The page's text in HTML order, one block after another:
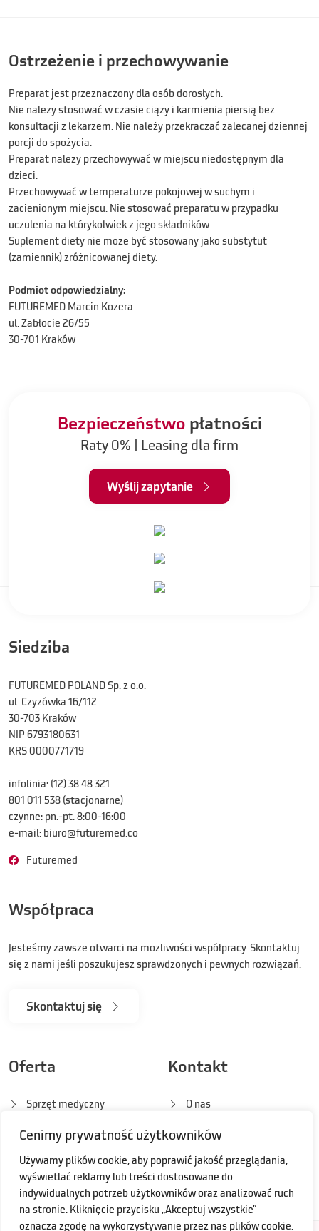
Cenimy prywatność użytkowników
Używamy plików cookie, aby poprawić jakość przeglądania,
wyświetlać reklamy lub treści dostosowane do
indywidualnych potrzeb użytkowników oraz analizować ruch
na stronie. Kliknięcie przycisku „Akceptuj wszystkie”
oznacza zgodę na wykorzystywanie przez nas plików cookie.
Ostrzeżenie i przechowywanie
Preparat jest przeznaczony dla osób dorosłych.
Nie należy stosować w czasie ciąży i karmienia piersią bez
konsultacji z lekarzem. Nie należy przekraczać zalecanej dziennej
porcji do spożycia.
Preparat należy przechowywać w miejscu niedostępnym dla
dzieci.
Przechowywać w temperaturze pokojowej w suchym i
zacienionym miejscu. Nie stosować preparatu w przypadku
uczulenia na którykolwiek z jego składników.
Suplement diety nie może być stosowany jako substytut
(zamiennik) zróżnicowanej diety.
Podmiot odpowiedzialny:
FUTUREMED Marcin Kozera
ul. Zabłocie 26/55
30-701 Kraków
Bezpieczeństwopłatności
Raty 0% | Leasing dla firm
Wyślij zapytanie
Siedziba
FUTUREMED POLAND Sp. z o.o.
ul. Czyżówka 16/112
30-703 Kraków
NIP 6793180631
KRS 0000771719
infolinia:(12) 38 48 321
801 011 538(stacjonarne)
czynne: pn.-pt. 8:00-16:00
e-mail: biuro@futuremed.co
Futuremed
Współpraca
Jesteśmy zawsze otwarci na możliwości współpracy. Skontaktuj
się z nami jeśli poszukujesz sprawdzonych i pewnych rozwiązań.
Skontaktuj się
Oferta
Sprzęt medyczny
Rozwiązania IT
Bivanol
Kontakt
O nas
Kontakt
Polityka prywatności